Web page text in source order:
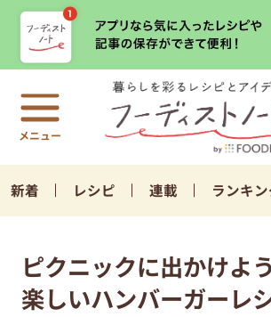
新着 レシピ 連載 ランキ
ピクニックに出かけよ
楽しいハンバーガーレ